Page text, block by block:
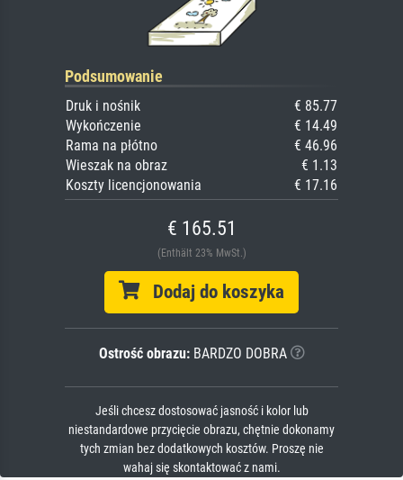
Podsumowanie
Druk i nośnik
€ 85.77
Wykończenie
€ 14.49
Rama na płótno
€ 46.96
Wieszak na obraz
€ 1.13
Koszty licencjonowania
€ 17.16
€ 165.51
(Enthält 23% MwSt.)
Dodaj do koszyka
Ostrość obrazu:BARDZO DOBRA
Jeśli chcesz dostosować jasność i kolor lub
niestandardowe przycięcie obrazu, chętnie dokonamy
tych zmian bez dodatkowych kosztów. Proszę nie
wahaj się skontaktować z nami.